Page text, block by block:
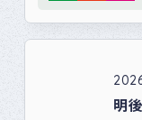
明